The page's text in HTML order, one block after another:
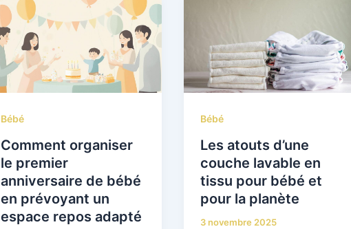
Bébé
Comment organiser
le premier
anniversaire de bébé
en prévoyant un
espace repos adapté
Bébé
Les atouts d’une
couche lavable en
tissu pour bébé et
pour la planète
3 novembre 2025